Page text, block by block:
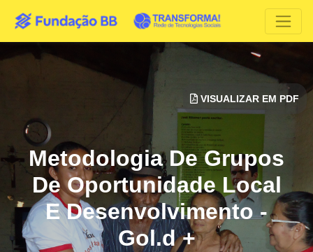
Metodologia De Grupos
De Oportunidade Local
E Desenvolvimento -
Gol.d +
VISUALIZAR EM PDF